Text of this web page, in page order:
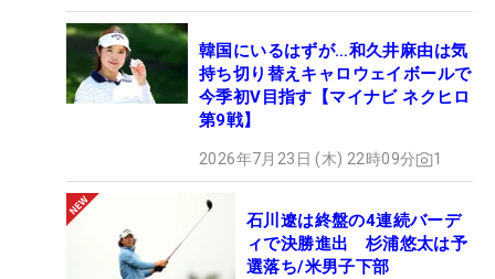
韓国にいるはずが…和久井麻由は気
持ち切り替えキャロウェイボールで
今季初V目指す【マイナビ ネクヒロ
第9戦】
2026年7月23日 (木) 22時09分 1
石川遼は終盤の4連続バーデ
ィで決勝進出 杉浦悠太は予
選落ち/米男子下部